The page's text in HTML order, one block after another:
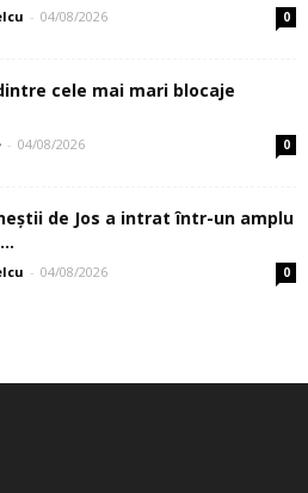
- 04/08/2026 0
cele mai mari blocaje
- 04/08/2026 0
de Jos a intrat într-un amplu
- 04/08/2026 0